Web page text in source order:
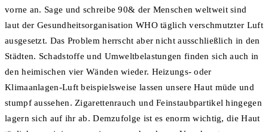
vorne an. Sage und schreibe 90& der Menschen weltweit sind
laut der Gesundheitsorganisation WHO täglich verschmutzter Luft
ausgesetzt. Das Problem herrscht aber nicht ausschließlich in den
Städten. Schadstoffe und Umweltbelastungen finden sich auch in
den heimischen vier Wänden wieder. Heizungs- oder
Klimaanlagen-Luft beispielsweise lassen unsere Haut müde und
stumpf aussehen. Zigarettenrauch und Feinstaubpartikel hingegen
lagern sich auf ihr ab. Demzufolge ist es enorm wichtig, die Haut